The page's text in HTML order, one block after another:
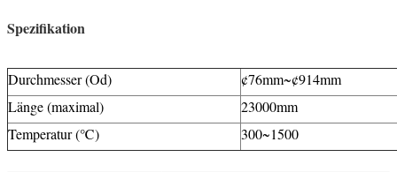
Spezifikation
Durchmesser (Od)
¢76mm~¢914mm
Länge (maximal)
23000mm
Temperatur (℃)
300~1500